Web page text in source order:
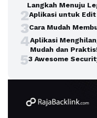
Langkah Menuju
2Aplikasi untuk
3Cara Mudah
4Aplikasi
Mudah dan
53 Awesome